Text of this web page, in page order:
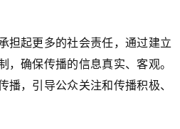
担起更多的社会责任，通过建立
，确保传播的信息真实、客观。
，引导公众关注和传播积极、